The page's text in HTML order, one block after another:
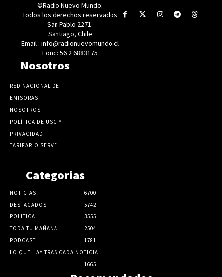
©Radio Nuevo Mundo.
Todos los derechos reservados
San Pablo 2271.
Santiago, Chile
Email : info@radionuevomundo.cl
Fono: 56 2 6883175
Nosotros
RED NACIONAL DE
EMISORAS
NOSOTROS
POLÍTICA DE USO Y
PRIVACIDAD
TARIFARIO SERVEL
Categorias
NOTICIAS
6700
DESTACADOS
5742
POLITICA
3555
TODA TU MAÑANA
2504
PODCAST
1781
LO QUE HAY TRAS CADA NOTICIA
1665